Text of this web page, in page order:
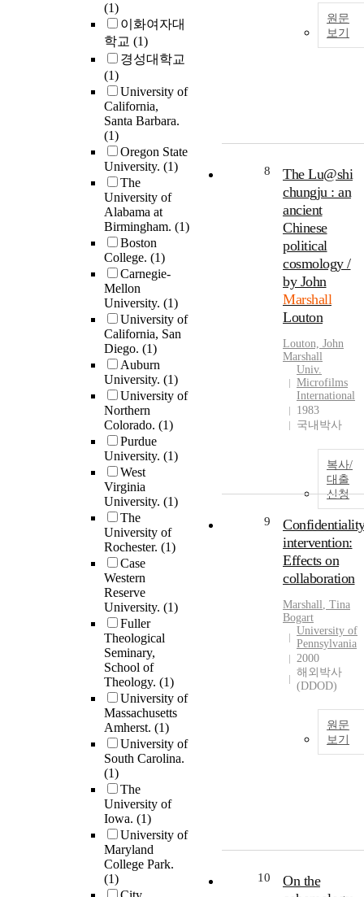
(1)
이화여자대
학교 (1)
경성대학교
(1)
University of
California,
Santa Barbara.
(1)
Oregon State
University. (1)
The
University of
Alabama at
Birmingham. (1)
Boston
College. (1)
Carnegie-
Mellon
University. (1)
University of
California, San
Diego. (1)
Auburn
University. (1)
University of
Northern
Colorado. (1)
Purdue
University. (1)
West
Virginia
University. (1)
The
University of
Rochester. (1)
Case
Western
Reserve
University. (1)
Fuller
Theological
Seminary,
School of
Theology. (1)
University of
Massachusetts
Amherst. (1)
University of
South Carolina.
(1)
The
University of
Iowa. (1)
University of
Maryland
College Park.
(1)
원문
보기
8
The Lu@shi
chungju : an
ancient
Chinese
political
cosmology /
by John
Marshall
Louton
Louton, John
Marshall
Univ.
Microfilms
International
1983
국내박사
복사/
대출
신청
9
intervention:
Effects on
collaboration
Marshall, Tina
Bogart
University of
Pennsylvania
2000
해외박사
(DDOD)
원문
보기
10
On the